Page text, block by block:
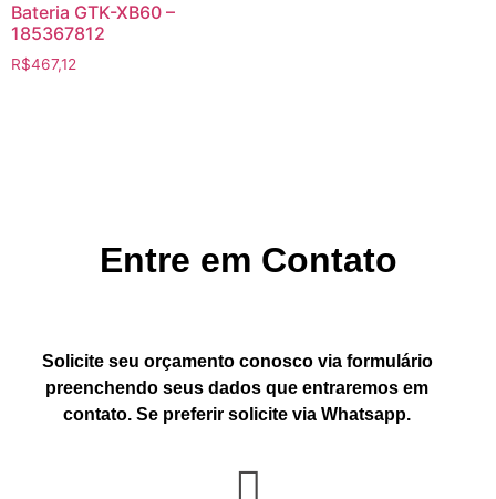
Bateria GTK-XB60 –
185367812
R$467,12
Entre em Contato
Solicite seu orçamento conosco via formulário
preenchendo seus dados que entraremos em
contato. Se preferir solicite via Whatsapp.